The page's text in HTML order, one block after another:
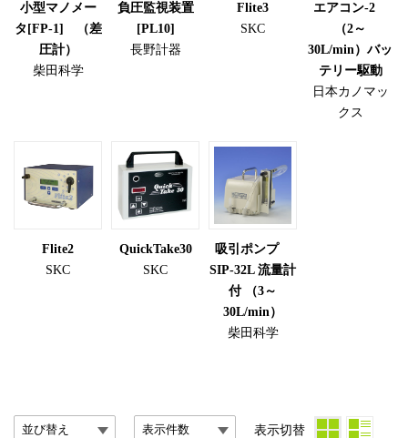
小型マノメー
タ[FP-1] （差
圧計）
柴田科学
負圧監視装置
[PL10]
長野計器
Flite3
SKC
エアコン-2
（2～
30L/min）バッ
テリー駆動
日本カノマッ
クス
Flite2
SKC
QuickTake30
SKC
吸引ポンプ
SIP-32L 流量計
付 （3～
30L/min）
柴田科学
表示切替